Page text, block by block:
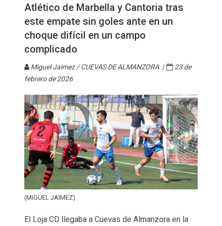
Atlético de Marbella y Cantoria tras
este empate sin goles ante en un
choque difícil en un campo
complicado
Miguel Jaimez / CUEVAS DE ALMANZORA |
23 de
febrero de 2026
(MIGUEL JAIMEZ)
El Loja CD llegaba a Cuevas de Almanzora en la